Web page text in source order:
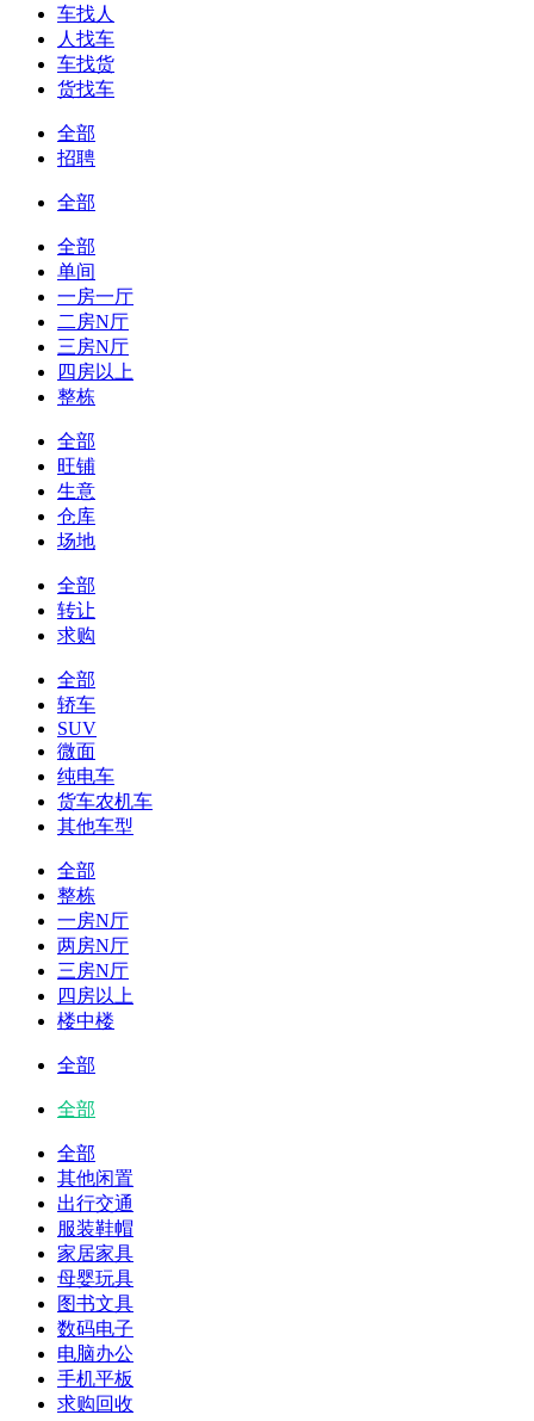
车找人
人找车
车找货
货找车
全部
招聘
全部
全部
单间
一房一厅
二房N厅
三房N厅
四房以上
整栋
全部
旺铺
生意
仓库
场地
全部
转让
求购
全部
轿车
SUV
微面
纯电车
货车农机车
其他车型
全部
整栋
一房N厅
两房N厅
三房N厅
四房以上
楼中楼
全部
全部
全部
其他闲置
出行交通
服装鞋帽
家居家具
母婴玩具
图书文具
数码电子
电脑办公
手机平板
求购回收